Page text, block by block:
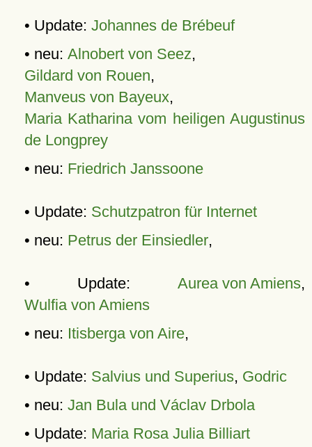
• Update: Johannes de Brébeuf
• neu: Alnobert von Seez,
Gildard von Rouen,
Manveus von Bayeux,
Maria Katharina vom heiligen Augustinus
de Longprey
• neu: Friedrich Janssoone
• Update: Schutzpatron für Internet
• neu: Petrus der Einsiedler,
• Update: Aurea von Amiens,
Wulfia von Amiens
• neu: Itisberga von Aire,
• Update: Salvius und Superius, Godric
• neu: Jan Bula und Václav Drbola
• Update: Maria Rosa Julia Billiart